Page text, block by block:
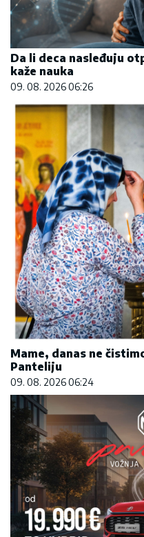
Mame, danas ne
Panteliju
09. 08. 2026 06:24
Hibrid broj 1 koji
specijalnoj akcijskoj
03. 08. 2026 13:23